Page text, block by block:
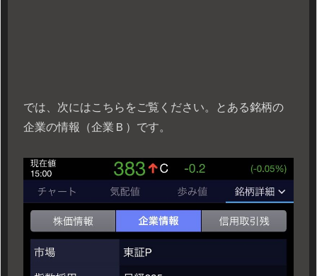
では、次にはこちらをご覧ください。とある銘柄の
企業の情報（企業Ｂ）です。